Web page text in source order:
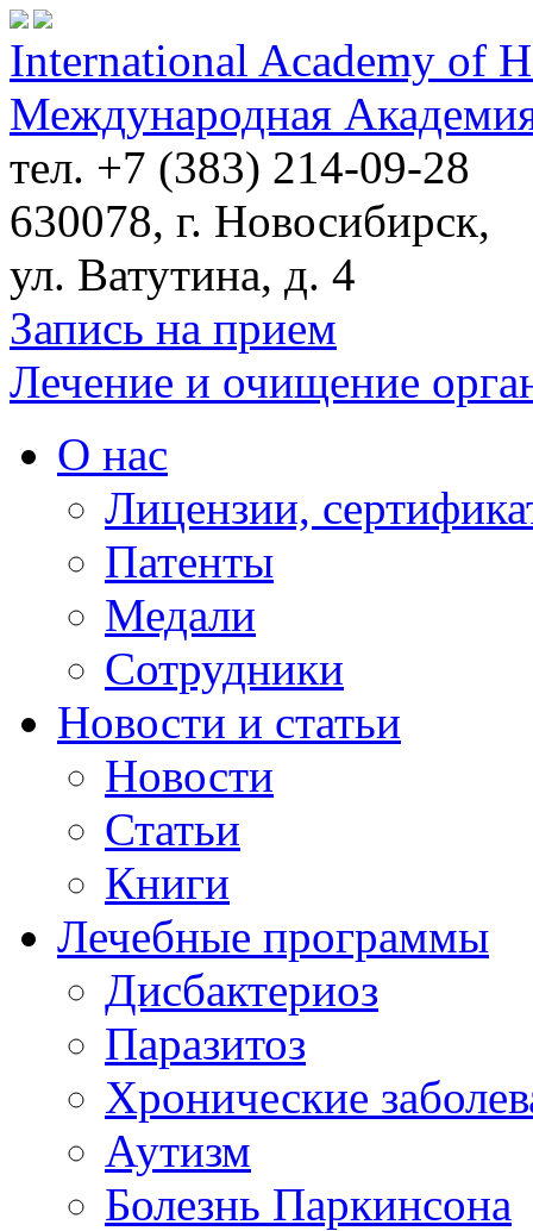
International Academy of
Международная
тел. +7 (383) 214-09-28
630078, г. Новосибирск,
ул. Ватутина, д. 4
Запись на прием
Лечение и очищение
О нас
Лицензии,
Патенты
Медали
Сотрудники
Новости и статьи
Новости
Статьи
Книги
Лечебные программы
Дисбактериоз
Паразитоз
Хронические
Аутизм
Болезнь Паркинсона